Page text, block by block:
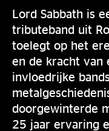
Lord Sabbath is
tributeband uit
toelegt op het
en de kracht van
invloedrijke
doorgewinterde
25 jaar ervaring